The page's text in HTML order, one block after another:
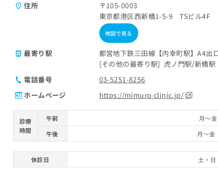
住所
〒105-0003
東京都港区西新橋1-5-9 TSビル4F
地図で見る
最寄り駅
都営地下鉄三田線【内幸町駅】A4出
その他の最寄り駅
虎ノ門駅 新橋駅
電話番号
03-5251-8256
ホームページ
https://mimuro-clinic.jp/
診療
時間
午前
月～
午後
月～
休診日 土・